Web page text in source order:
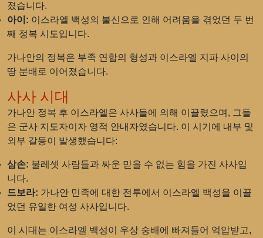
졌습니다.
아이: 이스라엘 백성의 불신으로 인해 어려움을 겪었던 두 번
째 정복 시도입니다.
가나안의 정복은 부족 연합의 형성과 이스라엘 지파 사이의
땅 분배로 이어졌습니다.
사사 시대
가나안 정복 후 이스라엘은 사사들에 의해 이끌렸으며, 그들
은 군사 지도자이자 영적 안내자였습니다. 이 시기에 내부 및
외부 갈등이 발생했습니다:
삼손: 불레셋 사람들과 싸운 믿을 수 없는 힘을 가진 사사입
니다.
드보라: 가나안 민족에 대한 전투에서 이스라엘 백성을 이끌
었던 유일한 여성 사사입니다.
이 시대는 이스라엘 백성이 우상 숭배에 빠져들어 억압받고,